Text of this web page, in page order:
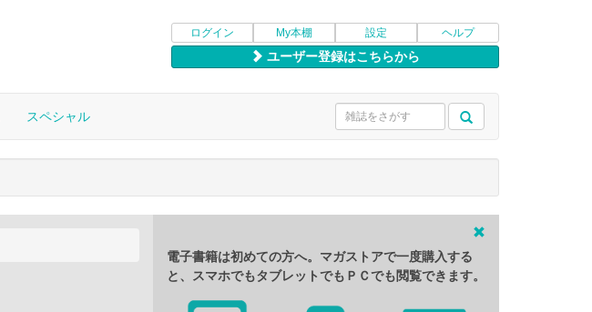
ログイン My本棚 設定 ヘルプ
ユーザー登録はこちらから
スペシャル
電子書籍は初めての方へ。マガストアで一度購入する
と、スマホでもタブレットでもＰＣでも閲覧できます。